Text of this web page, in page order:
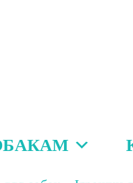
| Корм, іграшки,
| Корм, іграшки,